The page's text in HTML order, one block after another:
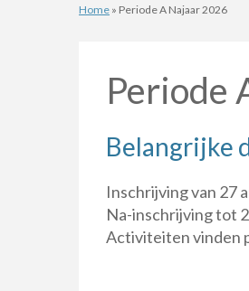
Home » Periode A Najaar 2026
Periode
Belangrijke
Inschrijving van 27
Na-inschrijving tot
Activiteiten vinden